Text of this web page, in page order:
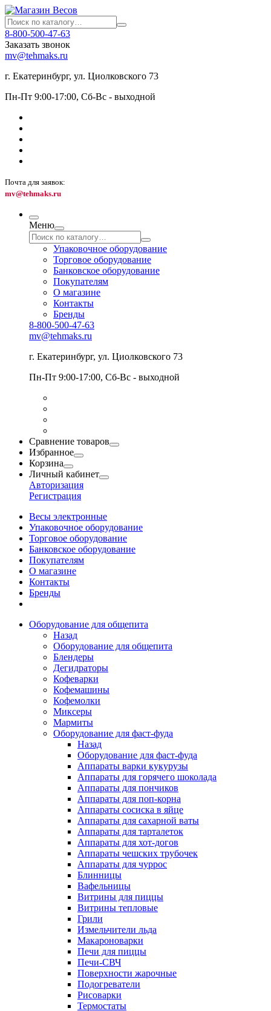
8-800-500-47-63
Заказать звонок
mv@tehmaks.ru
г. Екатеринбург, ул. Циолковского 73
Пн-Пт 9:00-17:00, Сб-Вс - выходной
Почта для заявок:
mv@tehmaks.ru
Меню
Упаковочное оборудование
Торговое оборудование
Банковское оборудование
Покупателям
О магазине
Контакты
Бренды
8-800-500-47-63
mv@tehmaks.ru
г. Екатеринбург, ул. Циолковского 73
Пн-Пт 9:00-17:00, Сб-Вс - выходной
Сравнение товаров
Избранное
Корзина
Личный кабинет
Авторизация
Регистрация
Весы электронные
Упаковочное оборудование
Торговое оборудование
Банковское оборудование
Покупателям
О магазине
Контакты
Бренды
Оборудование для общепита
Назад
Оборудование для общепита
Блендеры
Дегидраторы
Кофеварки
Кофемашины
Кофемолки
Миксеры
Мармиты
Оборудование для фаст-фуда
Назад
Оборудование для фаст-фуда
Аппараты варки кукурузы
Аппараты для горячего шоколада
Аппараты для пончиков
Аппараты для поп-корна
Аппараты сосиска в яйце
Аппараты для сахарной ваты
Аппараты для тарталеток
Аппараты для хот-догов
Аппараты чешских трубочек
Аппараты для чуррос
Блинницы
Вафельницы
Витрины для пиццы
Витрины тепловые
Грили
Измельчители льда
Макароноварки
Печи для пиццы
Печи-СВЧ
Поверхности жарочные
Подогреватели
Рисоварки
Термостаты